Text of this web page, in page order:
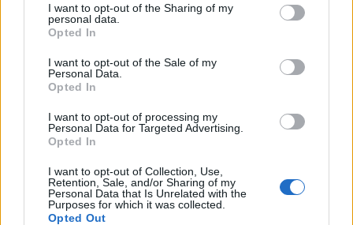
not limited to your visit or usage behaviour. You may click to
grant or deny consent to Google and its third-party tags to
use your data for below specified purposes in below Google
consent section.
I want to opt-out of the Sharing of my
personal data.
Opted In
I want to opt-out of the Sale of my
Personal Data.
Opted In
I want to opt-out of processing my
Personal Data for Targeted Advertising.
Opted In
I want to opt-out of Collection, Use,
Retention, Sale, and/or Sharing of my
Personal Data that Is Unrelated with the
Purposes for which it was collected.
Opted Out
másodfokúra csökken a riasztás
HIRDETÉS